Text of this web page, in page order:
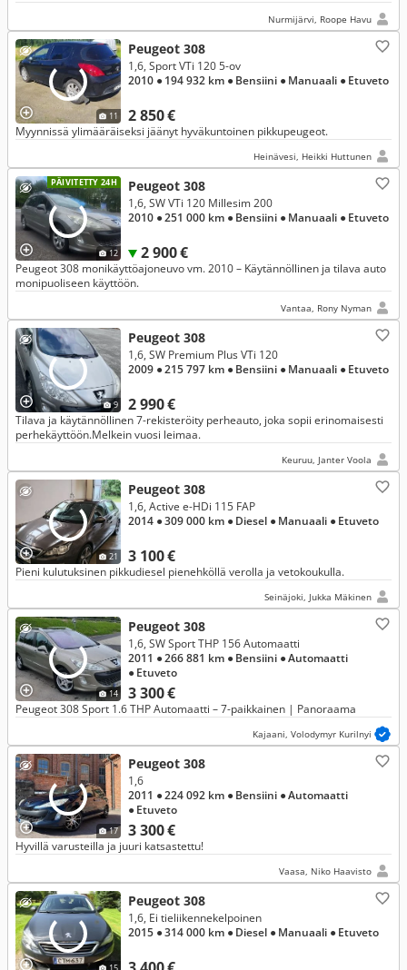
Nurmijärvi, Roope Havu
11
Peugeot 308
2 850 €
1,6, Sport VTi 120 5-ov
2010 ● 194 932 km ● Bensiini ● Manuaali ● Etuveto
Myynnissä ylimääräiseksi jäänyt hyväkuntoinen pikkupeugeot.
Heinävesi, Heikki Huttunen
PÄIVITETTY 24H
12
Peugeot 308
2 900 €
1,6, SW VTi 120 Millesim 200
2010 ● 251 000 km ● Bensiini ● Manuaali ● Etuveto
Peugeot 308 monikäyttöajoneuvo vm. 2010 – Käytännöllinen ja tilava auto
monipuoliseen käyttöön.
Vantaa, Rony Nyman
9
Peugeot 308
2 990 €
1,6, SW Premium Plus VTi 120
2009 ● 215 797 km ● Bensiini ● Manuaali ● Etuveto
Tilava ja käytännöllinen 7-rekisteröity perheauto, joka sopii erinomaisesti
perhekäyttöön.Melkein vuosi leimaa.
Keuruu, Janter Voola
21
Peugeot 308
3 100 €
1,6, Active e-HDi 115 FAP
2014 ● 309 000 km ● Diesel ● Manuaali ● Etuveto
Pieni kulutuksinen pikkudiesel pienehköllä verolla ja vetokoukulla.
Seinäjoki, Jukka Mäkinen
14
Peugeot 308
3 300 €
1,6, SW Sport THP 156 Automaatti
2011 ● 266 881 km ● Bensiini ● Automaatti
● Etuveto
Peugeot 308 Sport 1.6 THP Automaatti – 7-paikkainen | Panoraama
Kajaani, Volodymyr Kurilnyi
17
Peugeot 308
3 300 €
1,6
2011 ● 224 092 km ● Bensiini ● Automaatti
● Etuveto
Hyvillä varusteilla ja juuri katsastettu!
Vaasa, Niko Haavisto
Peugeot 308
1,6, Ei tieliikennekelpoinen
2015 ● 314 000 km ● Diesel ● Manuaali ● Etuveto